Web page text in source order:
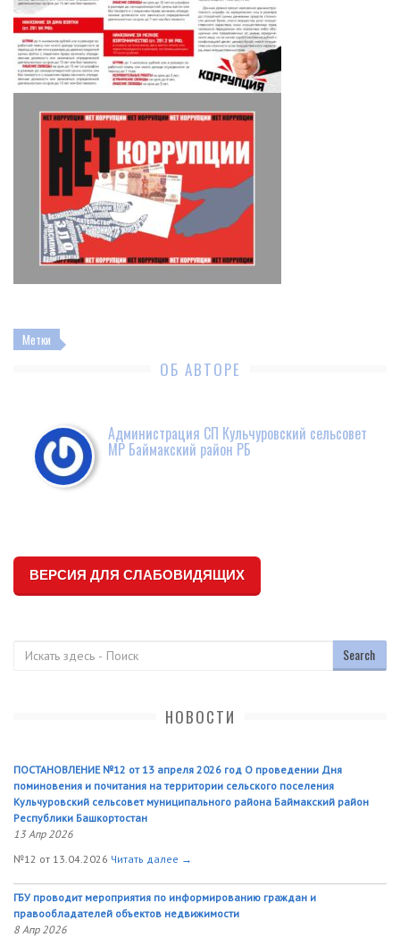
Метки
ОБ АВТОРЕ
Администрация СП Кульчуровский сельсовет
МР Баймакский район РБ
ВЕРСИЯ ДЛЯ СЛАБОВИДЯЩИХ
НОВОСТИ
ПОСТАНОВЛЕНИЕ №12 от 13 апреля 2026 год О проведении Дня
поминовения и почитания на территории сельского поселения
Кульчуровский сельсовет муниципального района Баймакский район
Республики Башкортостан
13 Апр 2026
№12 от 13.04.2026 Читать далее →
ГБУ проводит мероприятия по информированию граждан и
правообладателей объектов недвижимости
8 Апр 2026